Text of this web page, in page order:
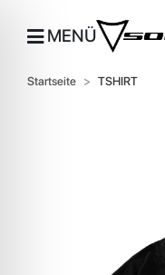
MENÜ
Startseite TSHIRT